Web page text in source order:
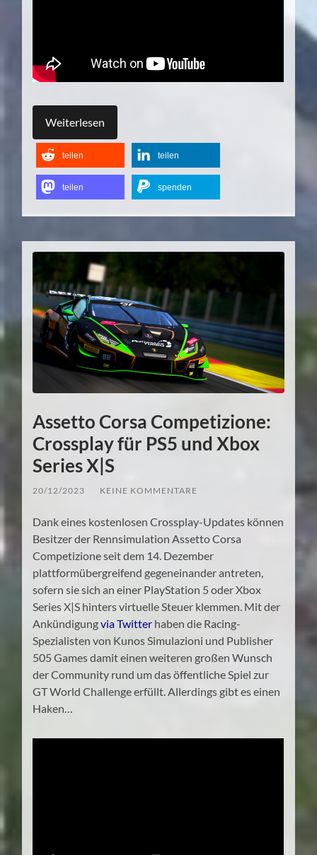
Weiterlesen
teilen teilen
teilen spenden
Assetto Corsa Competizione:
Crossplay für PS5 und Xbox
Series X|S
20/12/2023 KEINE KOMMENTARE
Dank eines kostenlosen Crossplay-Updates können
Besitzer der Rennsimulation Assetto Corsa
Competizione seit dem 14. Dezember
plattformübergreifend gegeneinander antreten,
sofern sie sich an einer PlayStation 5 oder Xbox
Series X|S hinters virtuelle Steuer klemmen. Mit der
Ankündigungvia Twitter haben die Racing-
Spezialisten von Kunos Simulazioni und Publisher
505 Games damit einen weiteren großen Wunsch
der Community rund um das öffentliche Spiel zur
GT World Challenge erfüllt. Allerdings gibt es einen
Haken…